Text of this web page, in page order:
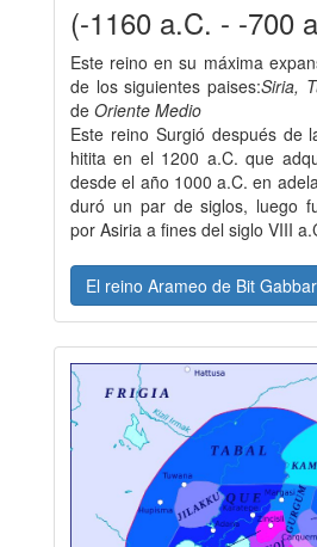
(-1160 a.C. - -700
Este reino en su máxima
de los siguientes paises:Siria,
de Oriente Medio
Este reino Surgió después de
hitita en el 1200 a.C. que
desde el año 1000 a.C. en
duró un par de siglos, luego
por Asiria a fines del siglo VIII
El reino Arameo de Bit